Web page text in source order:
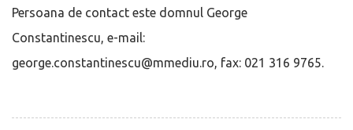
Persoana de contact este domnul George
Constantinescu, e-mail:
george.constantinescu@mmediu.ro, fax: 021 316 9765.